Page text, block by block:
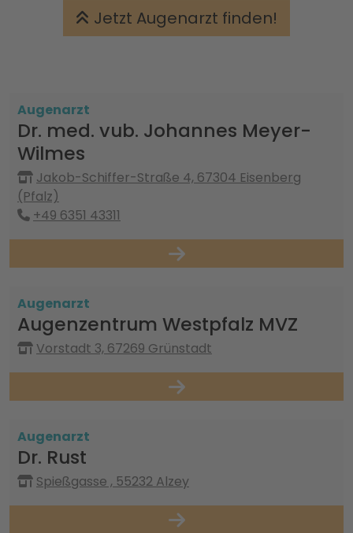
Jetzt Augenarzt finden!
Augenarzt
Dr. med. vub. Johannes Meyer-
Wilmes
Jakob-Schiffer-Straße 4, 67304 Eisenberg
(Pfalz)
+49 6351 43311
Augenarzt
Augenzentrum Westpfalz MVZ
Vorstadt 3, 67269 Grünstadt
Augenarzt
Dr. Rust
Spießgasse , 55232 Alzey